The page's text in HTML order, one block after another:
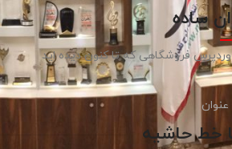
ساده
فروشگاهی که تا کنون دیده اید
خط حاشیه